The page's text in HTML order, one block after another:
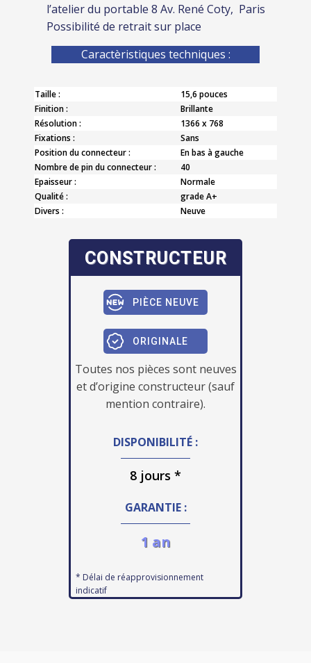
l’atelier du portable 8 Av. René Coty, Paris
Possibilité de retrait sur place
Caractèristiques techniques :
Taille :
15,6 pouces
Finition :
Brillante
Résolution :
1366 x 768
Fixations :
Sans
Position du connecteur :
En bas à gauche
Nombre de pin du connecteur :
40
Epaisseur :
Normale
Qualité :
grade A+
Divers :
Neuve
CONSTRUCTEUR
PIÈCE NEUVE
ORIGINALE
Toutes nos pièces sont neuves
et d’origine constructeur (sauf
mention contraire).
DISPONIBILITÉ :
8 jours *
GARANTIE :
1 an
* Délai de réapprovisionnement
indicatif